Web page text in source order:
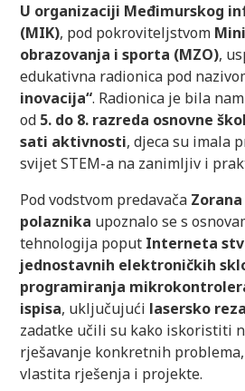
U organizaciji Međimurskog
(MIK), pod pokroviteljstvom
obrazovanja i sporta (MZO),
edukativna radionica pod
inovacija“. Radionica je bila
od 5. do 8. razreda osnovne
sati aktivnosti, djeca su imala
svijet STEM-a na zanimljiv i
Pod vodstvom predavača
polaznika upoznalo se s
tehnologija poput Interneta
jednostavnih elektroničkih
programiranja
ispisa, uključujući lasersko
zadatke učili su kako iskoristiti
rješavanje konkretnih
vlastita rješenja i projekte.